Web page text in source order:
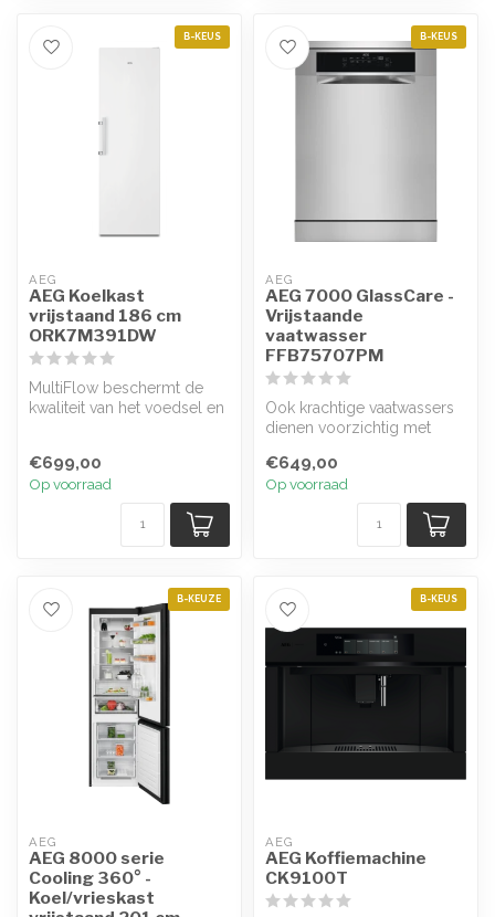
B-KEUS
AEG
AEG Koelkast
vrijstaand 186 cm
ORK7M391DW
MultiFlow beschermt de
kwaliteit van het voedsel en
€699,00
Op voorraad
B-KEUS
AEG
AEG 7000 GlassCare -
Vrijstaande
vaatwasser
FFB75707PM
Ook krachtige vaatwassers
dienen voorzichtig met
Gelukkig h...
€649,00
Op voorraad
B-KEUZE
AEG
AEG 8000 serie
Cooling 360° -
Koel/vrieskast
B-KEUS
AEG
AEG Koffiemachine
CK9100T